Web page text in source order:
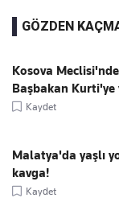
GÖZDEN
Kosova
Başbakan Kurti'ye
Kaydet
Malatya'da yaşlı
kavga!
Kaydet